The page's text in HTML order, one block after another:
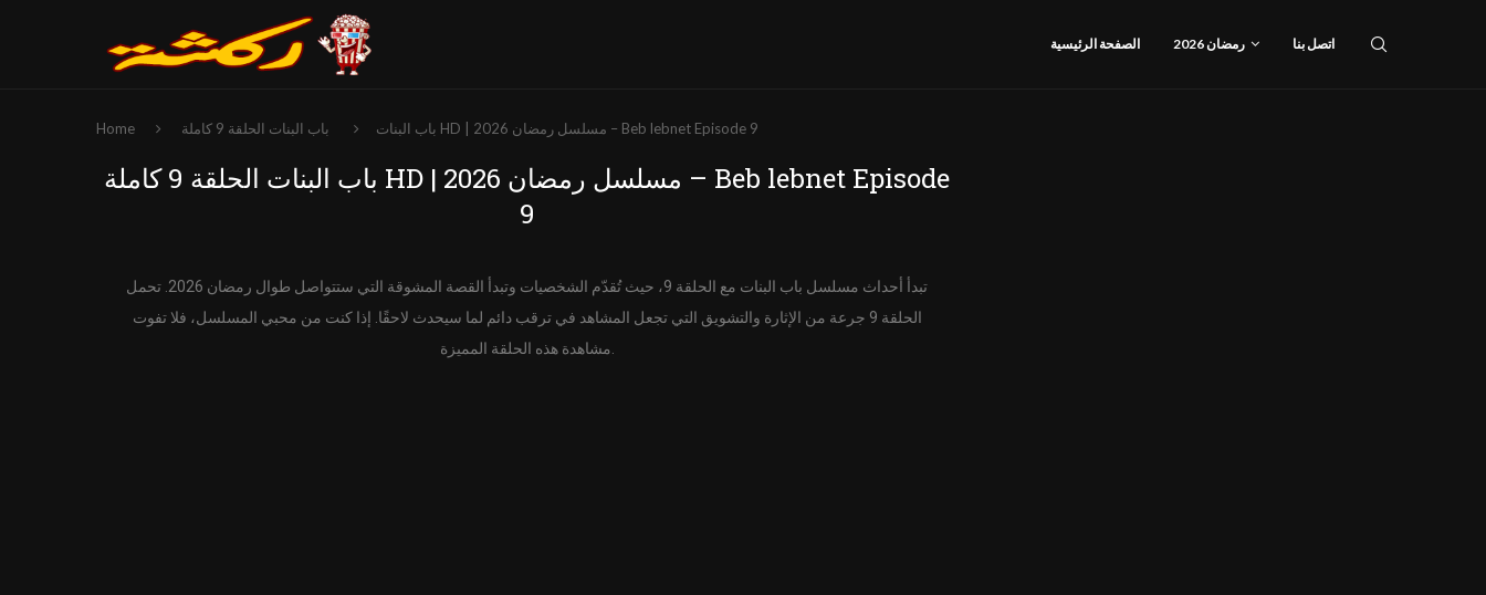
الصفحة الرئيسية رمضان 2026 اتصل بنا
Home باب البنات باب البنات الحلقة 9 كاملة HD | مسلسل رمضان 2026 – Beb lebnet Episode 9
باب البنات الحلقة 9 كاملة HD | مسلسل رمضان 2026 – Beb lebnet Episode
9
تبدأ أحداث مسلسل باب البنات مع الحلقة 9، حيث تُقدّم الشخصيات وتبدأ القصة المشوقة التي ستتواصل طوال رمضان 2026. تحمل
الحلقة 9 جرعة من الإثارة والتشويق التي تجعل المشاهد في ترقب دائم لما سيحدث لاحقًا. إذا كنت من محبي المسلسل، فلا تفوت